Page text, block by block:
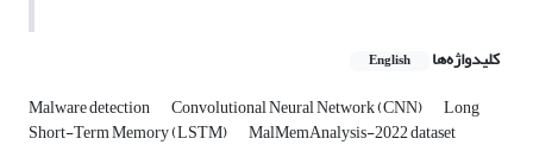
کلیدواژه‌ها English
Malware detection Convolutional Neural Network (CNN) Long
Short-Term Memory (LSTM) MalMemAnalysis-2022 dataset